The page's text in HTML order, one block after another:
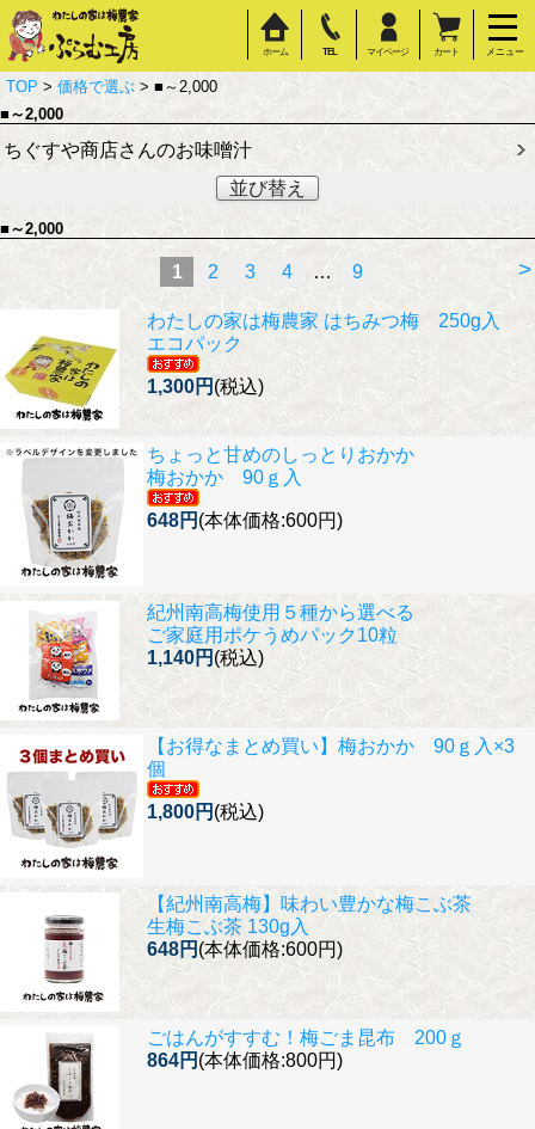
ホーム TEL マイページ カート メニュー
TOP > 価格で選ぶ > ■～2,000
■～2,000
ちぐすや商店さんのお味噌汁
並び替え
■～2,000
>
1 2 3 4 … 9
わたしの家は梅農家 はちみつ梅 250g入
エコパック
1,300円 (税込)
ちょっと甘めのしっとりおかか
梅おかか 90ｇ入
648円 (本体価格:600円)
紀州南高梅使用５種から選べる
ご家庭用ポケうめパック10粒
1,140円 (税込)
【お得なまとめ買い】 梅おかか 90ｇ入×3
個
1,800円 (税込)
【紀州南高梅】味わい豊かな梅こぶ茶
生梅こぶ茶 130g入
648円 (本体価格:600円)
ごはんがすすむ！ 梅ごま昆布 200ｇ
864円 (本体価格:800円)